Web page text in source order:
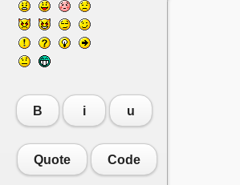
B i u
Quote Code